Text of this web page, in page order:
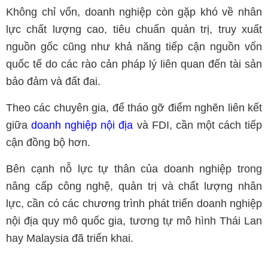
Không chỉ vốn, doanh nghiệp còn gặp khó về nhân
lực chất lượng cao, tiêu chuẩn quản trị, truy xuất
nguồn gốc cũng như khả năng tiếp cận nguồn vốn
quốc tế do các rào cản pháp lý liên quan đến tài sản
bảo đảm và đất đai.
Theo các chuyên gia, để tháo gỡ điểm nghẽn liên kết
giữadoanh nghiệp nội địa và FDI, cần một cách tiếp
cận đồng bộ hơn.
Bên cạnh nỗ lực tự thân của doanh nghiệp trong
nâng cấp công nghệ, quản trị và chất lượng nhân
lực, cần có các chương trình phát triển doanh nghiệp
nội địa quy mô quốc gia, tương tự mô hình Thái Lan
hay Malaysia đã triển khai.